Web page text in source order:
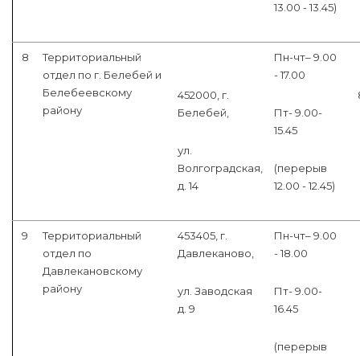
13.00 - 13.45)
8
Территориальный
отдел по г. Белебей и
Белебеевскому
району
452000, г.
Белебей,
ул.
Волгоградская,
д. 14
Пн-чт– 9.00
- 17.00
Пт- 9.00-
15.45
(перерыв
12.00 - 12.45)
9
Территориальный
отдел по
Давлекановскому
району
453405, г.
Давлеканово,
ул. Заводская
д. 9
Пн-чт– 9.00
- 18.00
Пт- 9.00-
16.45
(перерыв